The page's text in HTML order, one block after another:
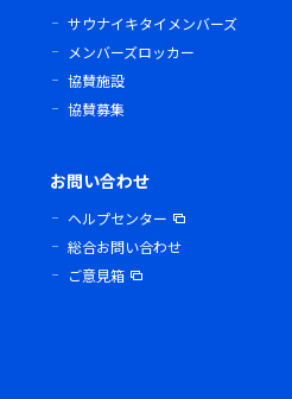
サウナイキタイメンバーズ
メンバーズロッカー
協賛施設
協賛募集
お問い合わせ
ヘルプセンター
総合お問い合わせ
ご意見箱